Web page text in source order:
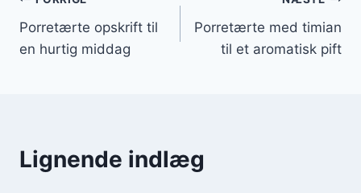
Porretærte opskrift til
en hurtig middag
Porretærte med timian
til et aromatisk pift
Lignende indlæg